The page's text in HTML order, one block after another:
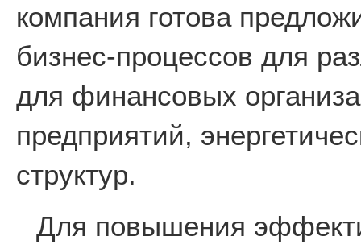
компания готова
бизнес-процессов для
для финансовых
предприятий,
структур.
Для повышения